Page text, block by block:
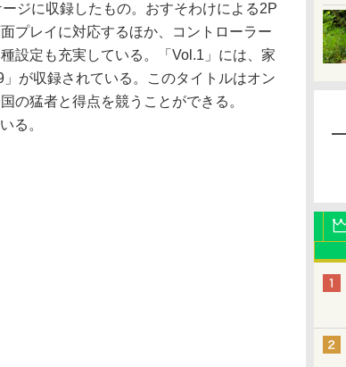
ジに収録したもの。おすそわけによる2P
プレイに対応するほか、コントローラー
設定も充実している。「Vol.1」には、家
が収録されている。このタイトルはオン
の猛者と得点を競うことができる。
る。